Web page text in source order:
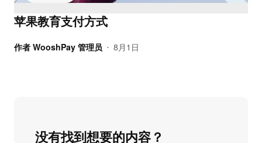
苹果教育支付方式
作者 WooshPay 管理员 • 8月1日
没有找到想要的内容？